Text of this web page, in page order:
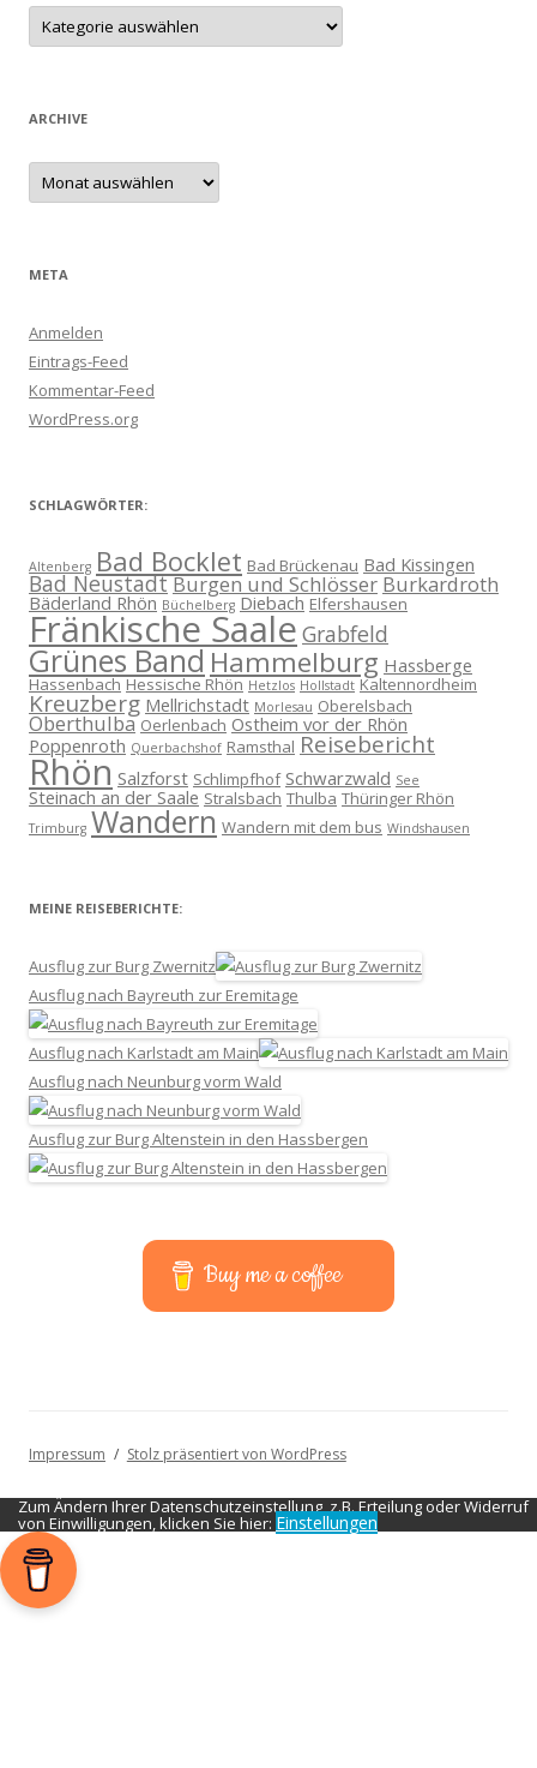
Kategorien
ARCHIVE
Archive
META
Anmelden
Eintrags-Feed
Kommentar-Feed
WordPress.org
SCHLAGWÖRTER:
Altenberg Bad Bocklet Bad Brückenau Bad Kissingen
Bad NeustadtBurgen und Schlösser Burkardroth
Bäderland Rhön Büchelberg Diebach Elfershausen
Fränkische Saale Grabfeld
Grünes BandHammelburg Hassberge
Hassenbach Hessische Rhön Hetzlos Hollstadt Kaltennordheim
Kreuzberg Mellrichstadt Morlesau Oberelsbach
Oberthulba Oerlenbach Ostheim vor der Rhön
Poppenroth Querbachshof Ramsthal Reisebericht
Rhön Salzforst Schlimpfhof Schwarzwald See
Steinach an der Saale Stralsbach Thulba Thüringer Rhön
Trimburg Wandern Wandern mit dem bus Windshausen
MEINE REISEBERICHTE:
Ausflug zur Burg Zwernitz
Ausflug nach Bayreuth zur Eremitage
Ausflug nach Karlstadt am Main
Ausflug nach Neunburg vorm Wald
Ausflug zur Burg Altenstein in den Hassbergen
Buy me a coffee
Impressum Stolz präsentiert von WordPress
Zum Ändern Ihrer Datenschutzeinstellung, z.B. Erteilung oder Widerruf
von Einwilligungen, klicken Sie hier: Einstellungen